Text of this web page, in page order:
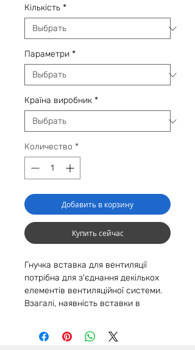
Кількість *
Параметри *
Країна виробник *
Количество *
Добавить в корзину
Купить сейчас
Гнучка вставка для вентиляції
потрібна для з'єднання декількох
елементів вентиляційної системи.
Взагалі, наявність вставки в
від роботи вентиляторів і витяжок.
Тому, вона компенсує температурні